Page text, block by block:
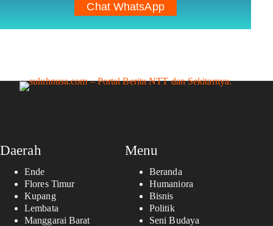
Chat WhatsApp
Daerah
Ende
Flores Timur
Kupang
Lembata
Manggarai Barat
Menu
Beranda
Humaniora
Bisnis
Politik
Seni Budaya